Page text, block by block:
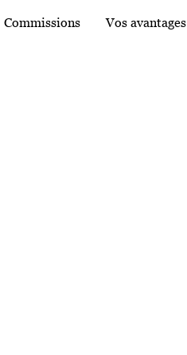
Commissions Vos avantages